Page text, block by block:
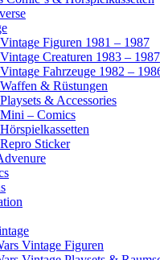
Figuren 1981 – 1987
Creaturen 1983 – 1987
Fahrzeuge 1982 –
& Rüstungen
& Accessories
– Comics
Sticker
Vintage Figuren